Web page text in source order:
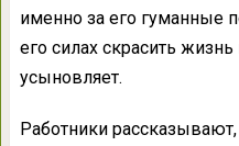
именно за его гуманные
его силах скрасить
усыновляет.
Работники